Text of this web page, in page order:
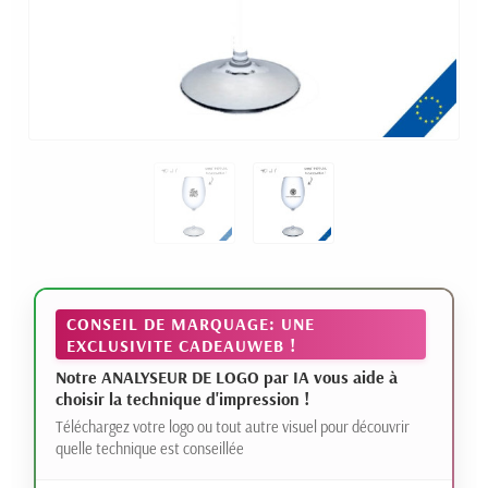
CONSEIL DE MARQUAGE: UNE
EXCLUSIVITE CADEAUWEB !
Notre ANALYSEUR DE LOGO par IA vous aide à
choisir la technique d'impression !
Téléchargez votre logo ou tout autre visuel pour découvrir
quelle technique est conseillée